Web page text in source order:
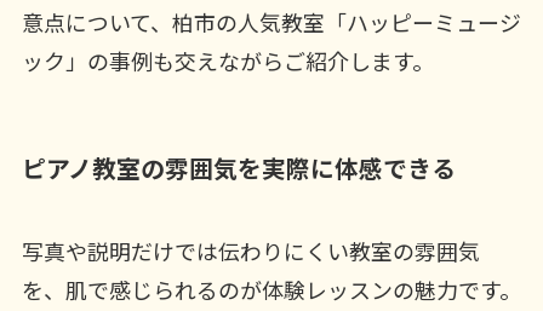
意点について、柏市の人気教室「ハッピーミュージ
ック」の事例も交えながらご紹介します。
ピアノ教室の雰囲気を実際に体感できる
写真や説明だけでは伝わりにくい教室の雰囲気
を、肌で感じられるのが体験レッスンの魅力です。